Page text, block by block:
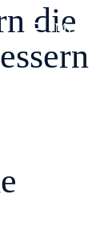
Menü
die